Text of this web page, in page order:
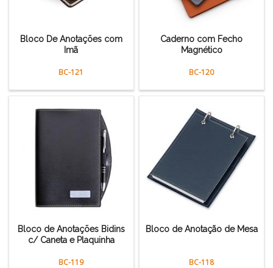
Bloco De Anotações com
Imã
BC-121
Caderno com Fecho
Magnético
BC-120
Bloco de Anotações Bidins
c/ Caneta e Plaquinha
BC-119
Bloco de Anotação de Mesa
BC-118